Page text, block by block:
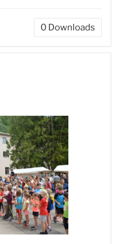
0 Downloads